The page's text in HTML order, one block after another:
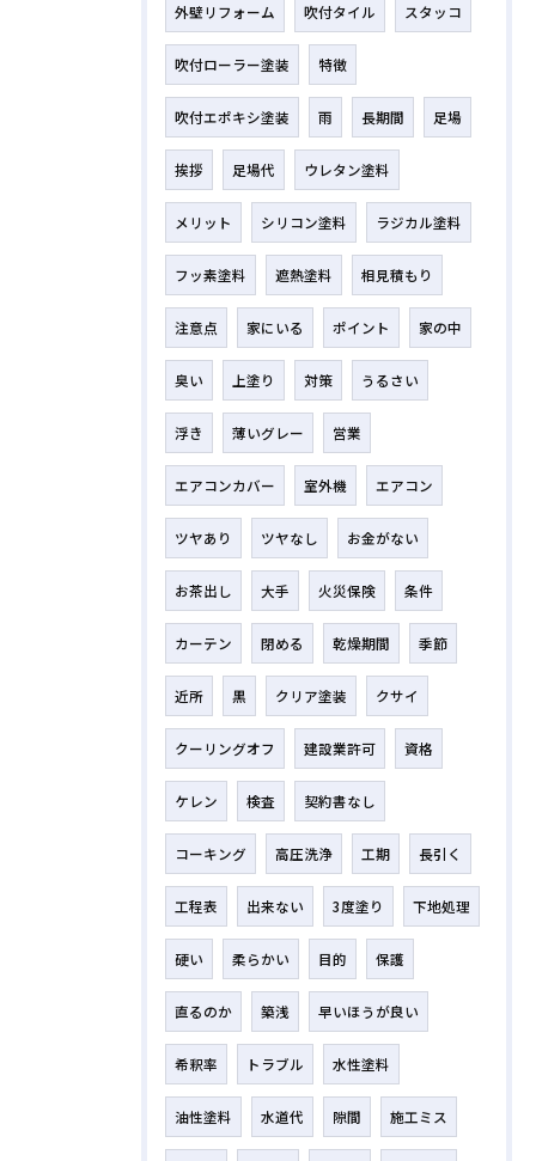
外壁リフォーム 吹付タイル スタッコ
吹付ローラー塗装 特徴
吹付エポキシ塗装 雨 長期間 足場
挨拶 足場代 ウレタン塗料
メリット シリコン塗料 ラジカル塗料
フッ素塗料 遮熱塗料 相見積もり
注意点 家にいる ポイント 家の中
臭い 上塗り 対策 うるさい
浮き 薄いグレー 営業
エアコンカバー 室外機 エアコン
ツヤあり ツヤなし お金がない
お茶出し 大手 火災保険 条件
カーテン 閉める 乾燥期間 季節
近所 黒 クリア塗装 クサイ
クーリングオフ 建設業許可 資格
ケレン 検査 契約書なし
コーキング 高圧洗浄 工期 長引く
工程表 出来ない 3度塗り 下地処理
硬い 柔らかい 目的 保護
直るのか 築浅 早いほうが良い
希釈率 トラブル 水性塗料
油性塗料 水道代 隙間 施工ミス